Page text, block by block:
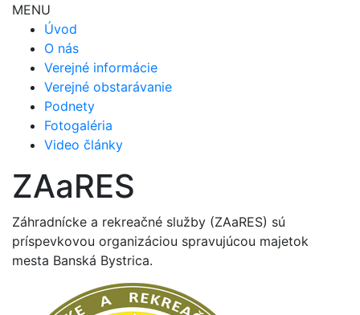
MENU
Úvod
O nás
Verejné informácie
Verejné obstarávanie
Podnety
Fotogaléria
Video články
ZAaRES
Záhradnícke a rekreačné služby (ZAaRES) sú
príspevkovou organizáciou spravujúcou majetok
mesta Banská Bystrica.